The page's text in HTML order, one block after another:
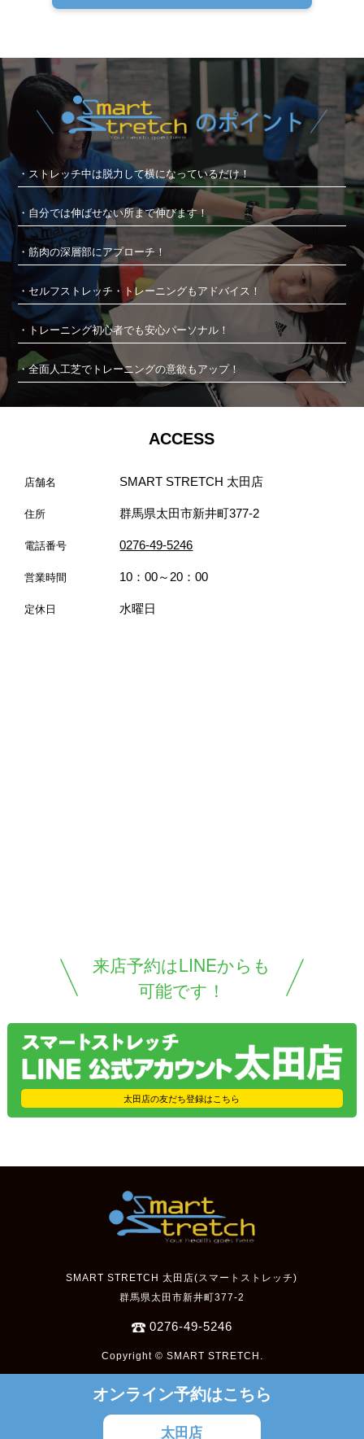
・ストレッチ中は脱力して横になっているだけ！
・自分では伸ばせない所まで伸びます！
・筋肉の深層部にアプローチ！
・セルフストレッチ・トレーニングもアドバイス！
・トレーニング初心者でも安心パーソナル！
・全面人工芝でトレーニングの意欲もアップ！
ACCESS
店舗名 SMART STRETCH 太田店
住所 群馬県太田市新井町377-2
電話番号 0276-49-5246
営業時間 10：00～20：00
定休日 水曜日
来店予約はLINEからも
可能です！
太田店の友だち登録はこちら
SMART STRETCH 太田店(スマートストレッチ)
群馬県太田市新井町377-2
0276-49-5246
Copyright © SMART STRETCH.
オンライン予約はこちら
太田店